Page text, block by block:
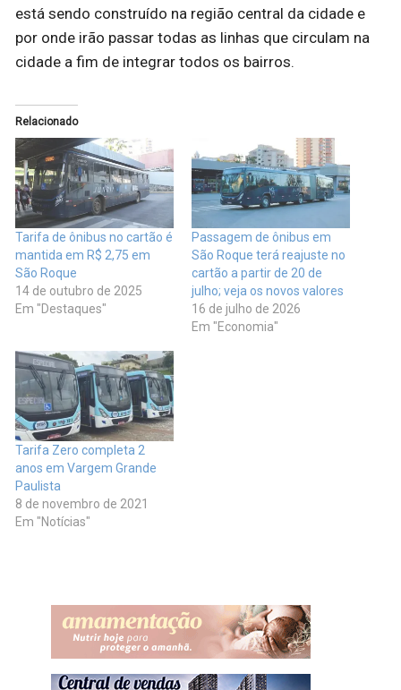
está sendo construído na região central da cidade e
por onde irão passar todas as linhas que circulam na
cidade a fim de integrar todos os bairros.
Relacionado
Tarifa de ônibus no cartão é
mantida em R$ 2,75 em
São Roque
14 de outubro de 2025
Em "Destaques"
Passagem de ônibus em
São Roque terá reajuste no
cartão a partir de 20 de
julho; veja os novos valores
16 de julho de 2026
Em "Economia"
Tarifa Zero completa 2
anos em Vargem Grande
Paulista
8 de novembro de 2021
Em "Notícias"